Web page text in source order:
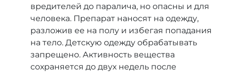
вредителей до паралича, но опасны и для
человека. Препарат наносят на одежду,
разложив ее на полу и избегая попадания
на тело. Детскую одежду обрабатывать
запрещено. Активность вещества
сохраняется до двух недель после